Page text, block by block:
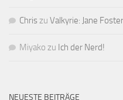
Chriszu Valkyrie: Jane
Miyako zu Ich der Nerd!
NEUESTE BEITRÄGE